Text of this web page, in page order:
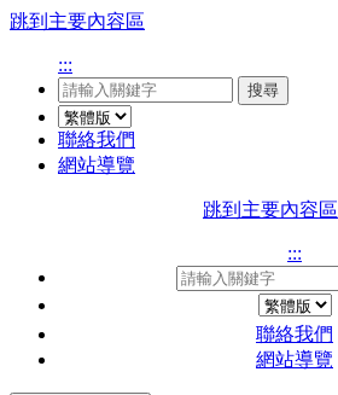
跳到主要內容區
:::
搜尋
聯絡我們
網站導覽
跳到主要內容區
:::
聯絡我們
網站導覽